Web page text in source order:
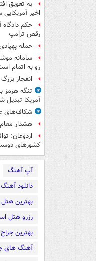
به تعویق
اخیر
حکم
رقص ترامپ
حمله
سامانه
رو به اتمام
انفجار
تنگه هرمز
آمریکا تبدیل
شکاف‌های
هشدار
اردوغان:
کشورهای
آپ آهنگ
دانلود
بهترین
رزرو هتل
بهترین
آهنگ های